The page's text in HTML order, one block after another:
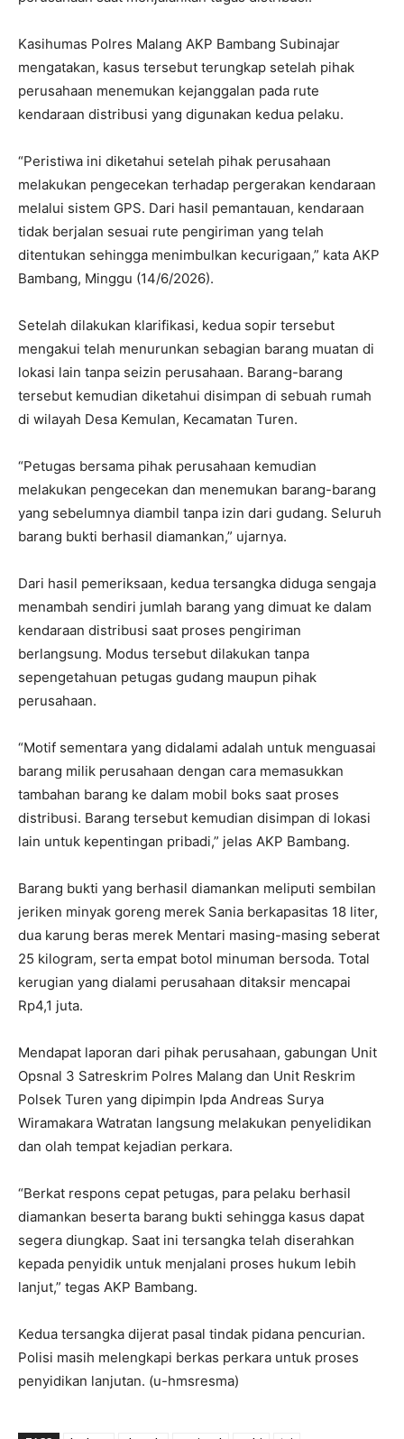
Kasihumas Polres Malang AKP Bambang Subinajar
mengatakan, kasus tersebut terungkap setelah pihak
perusahaan menemukan kejanggalan pada rute
kendaraan distribusi yang digunakan kedua pelaku.
“Peristiwa ini diketahui setelah pihak perusahaan
melakukan pengecekan terhadap pergerakan kendaraan
melalui sistem GPS. Dari hasil pemantauan, kendaraan
tidak berjalan sesuai rute pengiriman yang telah
ditentukan sehingga menimbulkan kecurigaan,” kata AKP
Bambang, Minggu (14/6/2026).
Setelah dilakukan klarifikasi, kedua sopir tersebut
mengakui telah menurunkan sebagian barang muatan di
lokasi lain tanpa seizin perusahaan. Barang-barang
tersebut kemudian diketahui disimpan di sebuah rumah
di wilayah Desa Kemulan, Kecamatan Turen.
“Petugas bersama pihak perusahaan kemudian
melakukan pengecekan dan menemukan barang-barang
yang sebelumnya diambil tanpa izin dari gudang. Seluruh
barang bukti berhasil diamankan,” ujarnya.
Dari hasil pemeriksaan, kedua tersangka diduga sengaja
menambah sendiri jumlah barang yang dimuat ke dalam
kendaraan distribusi saat proses pengiriman
berlangsung. Modus tersebut dilakukan tanpa
sepengetahuan petugas gudang maupun pihak
perusahaan.
“Motif sementara yang didalami adalah untuk menguasai
barang milik perusahaan dengan cara memasukkan
tambahan barang ke dalam mobil boks saat proses
distribusi. Barang tersebut kemudian disimpan di lokasi
lain untuk kepentingan pribadi,” jelas AKP Bambang.
Barang bukti yang berhasil diamankan meliputi sembilan
jeriken minyak goreng merek Sania berkapasitas 18 liter,
dua karung beras merek Mentari masing-masing seberat
25 kilogram, serta empat botol minuman bersoda. Total
kerugian yang dialami perusahaan ditaksir mencapai
Rp4,1 juta.
Mendapat laporan dari pihak perusahaan, gabungan Unit
Opsnal 3 Satreskrim Polres Malang dan Unit Reskrim
Polsek Turen yang dipimpin Ipda Andreas Surya
Wiramakara Watratan langsung melakukan penyelidikan
dan olah tempat kejadian perkara.
“Berkat respons cepat petugas, para pelaku berhasil
diamankan beserta barang bukti sehingga kasus dapat
segera diungkap. Saat ini tersangka telah diserahkan
kepada penyidik untuk menjalani proses hukum lebih
lanjut,” tegas AKP Bambang.
Kedua tersangka dijerat pasal tindak pidana pencurian.
Polisi masih melengkapi berkas perkara untuk proses
penyidikan lanjutan. (u-hmsresma)